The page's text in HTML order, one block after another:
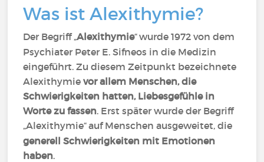
Was ist Alexithymie?
Der Begriff„Alexithymie“wurde 1972 von dem
Psychiater Peter E. Sifneos in die Medizin
eingeführt. Zu diesem Zeitpunkt bezeichnete
Alexithymievor allem Menschen, die
Schwierigkeiten hatten, Liebesgefühle in
Worte zu fassen. Erst später wurde der Begriff
„Alexithymie“auf Menschen ausgeweitet, die
generell Schwierigkeiten mit Emotionen
haben.